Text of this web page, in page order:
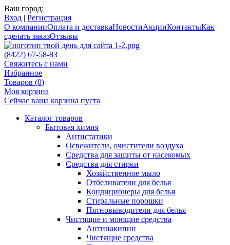
Ваш город:
Вход | Регистрация
О компанииОплата и доставкаНовостиАкцииКонтактыКак
сделать заказОтзывы
(8422) 67-58-83
Свяжитесь с нами
Избранное
Товаров (0)
Моя корзина
Сейчас ваша корзина пуста
Каталог товаров
Бытовая химия
Антистатики
Освежители, очистители воздуха
Средства для защиты от насекомых
Средства для стирки
Хозяйственное мыло
Отбеливатели для белья
Кондиционеры для белья
Стиральные порошки
Пятновыводители для белья
Чистящие и моющие средства
Антинакипин
Чистящие средства